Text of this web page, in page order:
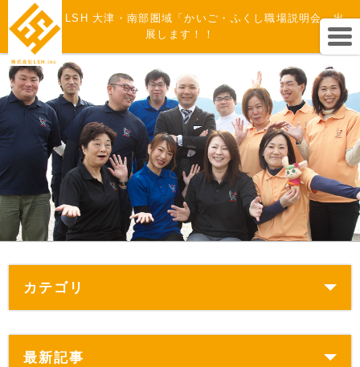
株式会社 LSH 大津・南部圏域「かいご・ふくし職場説明会」出
展します！！
カテゴリ
最新記事